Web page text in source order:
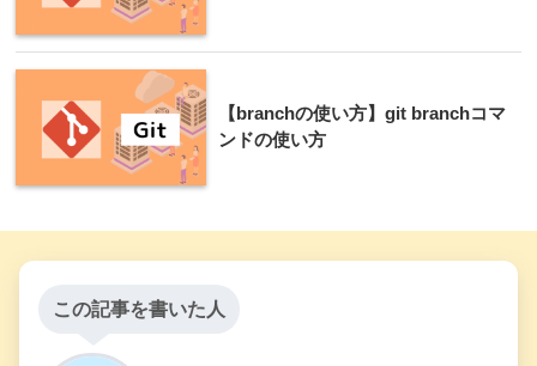
【branchの使い方】git branchコマ
ンドの使い方
この記事を書いた人